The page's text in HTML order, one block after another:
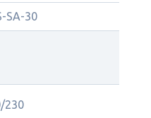
SA-30
230